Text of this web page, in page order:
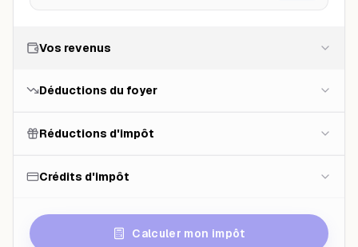
Vos revenus
Déductions du foyer
Réductions d'impôt
Crédits d'impôt
Calculer mon impôt